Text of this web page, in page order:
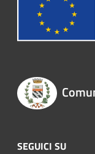
SEGUICI SU